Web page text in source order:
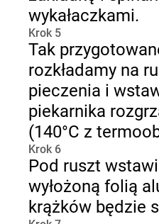
wykałaczkami.
Krok 5
Tak
rozkładamy na
pieczenia i
piekarnika
(140°C z
Krok 6
Pod ruszt
wyłożoną folią
krążków będzie